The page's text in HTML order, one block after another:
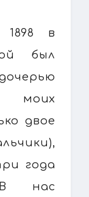
в
был
моих
двое
года
нас